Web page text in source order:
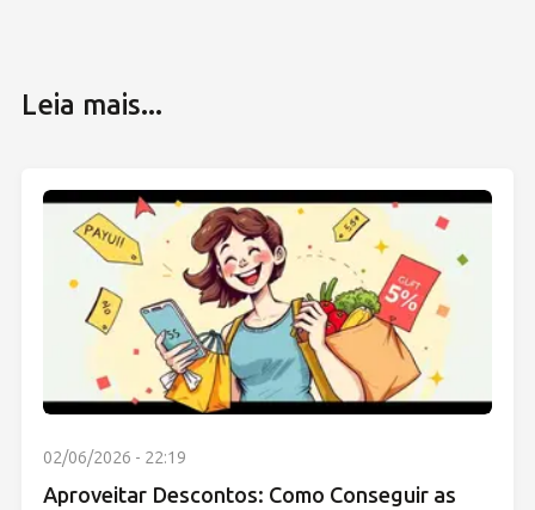
Leia mais...
02/06/2026 - 22:19
Aproveitar Descontos: Como Conseguir as